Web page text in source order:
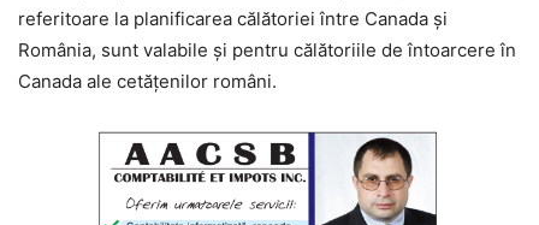
referitoare la planificarea călătoriei între Canada și
România, sunt valabile și pentru călătoriile de întoarcere în
Canada ale cetățenilor români.